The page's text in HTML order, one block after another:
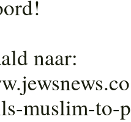
naar:
muslim-to-